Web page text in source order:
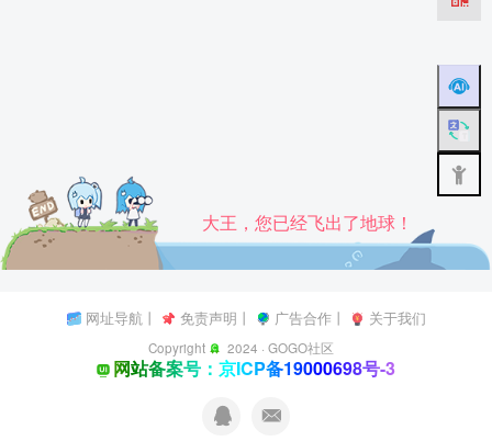
大王，您已经飞出了地球！
网址导航 丨 免责声明 丨 广告合作丨 关于我们
Copyright 2024 ·GOGO社区
网站备案号：京ICP备19000698号-3